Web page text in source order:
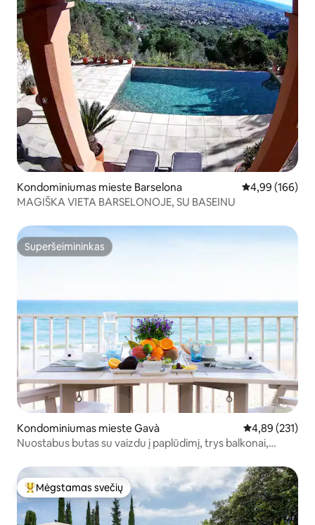
Kondominiumas mieste Barselona Vidutinis
4,99 (166)
MAGIŠKA VIETA BARSELONOJE, SU BASEINU
Superšeimininkas
Superšeimininkas
Kondominiumas mieste Gavà Vidutinis
4,89 (231)
Nuostabus butas su vaizdu į paplūdimį, trys balkonai,
Svečių mėgstamiausias
Mėgstamas svečių